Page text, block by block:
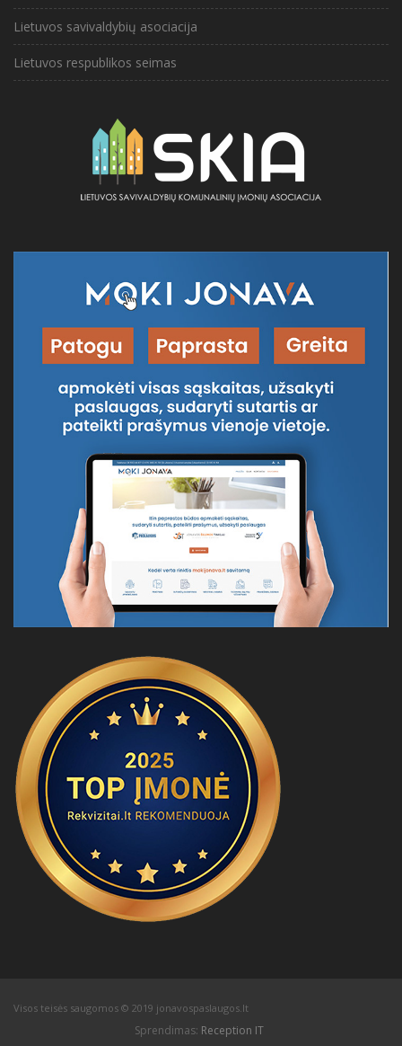
Lietuvos savivaldybių asociacija
Lietuvos respublikos seimas
Visos teisės saugomos © 2019 jonavospaslaugos.lt
Sprendimas: Reception IT